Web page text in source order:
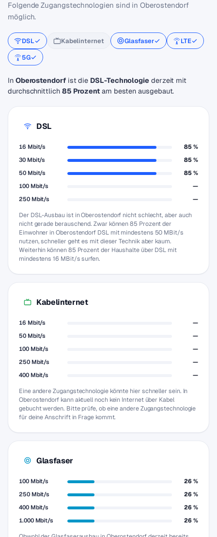
Folgende Zugangstechnologien sind in Oberostendorf
möglich.
DSL Kabelinternet Glasfaser
LTE
5G
In Oberostendorfist die DSL-Technologie derzeit mit
durchschnittlich 85 Prozentam besten ausgebaut.
DSL
16 Mbit/s
85 %
30 Mbit/s
85 %
50 Mbit/s
85 %
100 Mbit/s
—
250 Mbit/s
—
Der DSL-Ausbau ist in Oberostendorf nicht schlecht, aber auch
nicht gerade berauschend. Zwar können 85 Prozent der
Einwohner in Oberostendorf DSL mit mindestens 50 MBit/s
nutzen, schneller geht es mit dieser Technik aber kaum.
Weiterhin können 85 Prozent der Haushalte über DSL mit
mindestens 16 MBit/s surfen.
Kabelinternet
16 Mbit/s
—
50 Mbit/s
—
100 Mbit/s
—
250 Mbit/s
—
400 Mbit/s
—
Eine andere Zugangstechnologie könnte hier schneller sein. In
Oberostendorf kann aktuell noch kein Internet über Kabel
gebucht werden. Bitte prüfe, ob eine andere Zugangstechnologie
für deine Anschrift in Frage kommt.
Glasfaser
100 Mbit/s
26 %
250 Mbit/s
26 %
400 Mbit/s
26 %
1.000 Mbit/s
26 %